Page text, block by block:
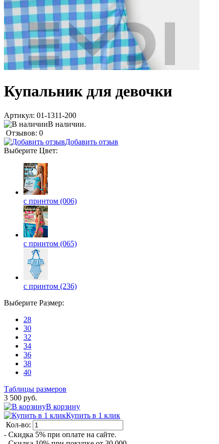
Купальник для девочки
Артикул: 01-1311-200
В наличии.
Отзывов: 0
Добавить отзыв
Выберите Цвет:
с принтом (006)
с принтом (065)
с принтом (236)
Выберите Размер:
28
30
32
34
36
38
40
Таблицы размеров
3 500 руб.
В корзину
Купить в 1 клик
Кол-во:
- Скидка 5% при оплате на сайте.